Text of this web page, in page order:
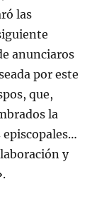
las
anunciaros
por este
que,
la
y